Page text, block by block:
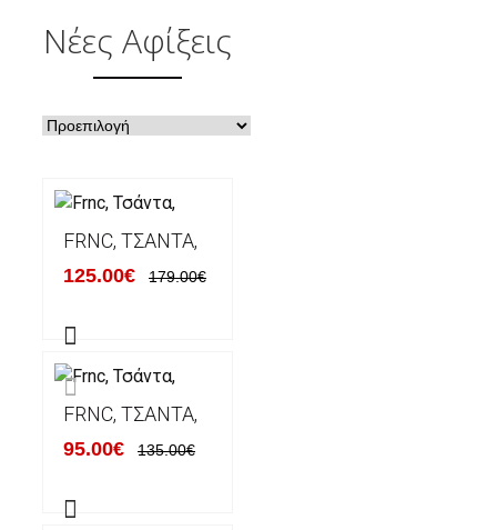
Νέες Αφίξεις
FRNC, ΤΣΆΝΤΑ,
125.00€ 179.00€
FRNC, ΤΣΆΝΤΑ,
95.00€ 135.00€